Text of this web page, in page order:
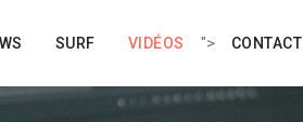
SURF VIDÉOS "> CONTACT